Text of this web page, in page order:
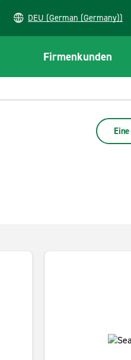
DEU (German (Germany))
Firmenkunden